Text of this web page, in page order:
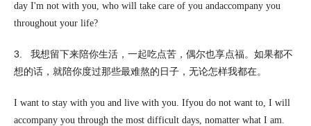
day I'm not with you, who will take care of you andaccompany you
throughout your life?
3. 我想留下来陪你生活，一起吃点苦，偶尔也享点福。如果都不
想的话，就陪你度过那些最难熬的日子，无论怎样我都在。
I want to stay with you and live with you. Ifyou do not want to, I will
accompany you through the most difficult days, nomatter what I am.